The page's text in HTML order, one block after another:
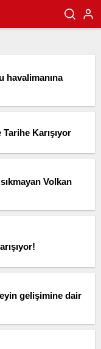
havalimanına
Tarihe Karışıyor
Volkan
gelişimine dair